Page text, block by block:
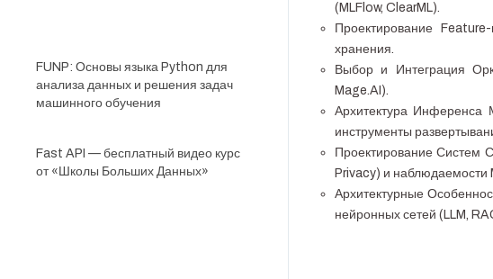
FUNP: Основы языка Python для
анализа данных и решения задач
машинного обучения
Fast API — бесплатный видео курс
от «Школы Больших Данных»
(MLFlow, ClearML).
Проектирование
хранения.
Выбор и Интеграция
Mage.AI).
Архитектура Инференса
инструменты
Проектирование Систем
Privacy) и
Архитектурные
нейронных сетей (LLM,